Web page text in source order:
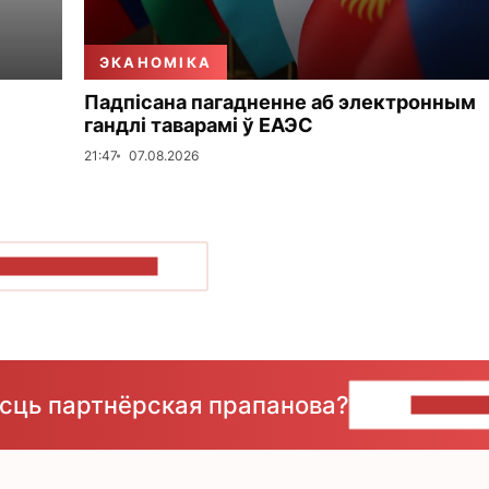
ЭКАНОМІКА
Падпісана пагадненне аб электронным
гандлі таварамі ў ЕАЭС
21:47 07.08.2026
партнёрская прапанова?